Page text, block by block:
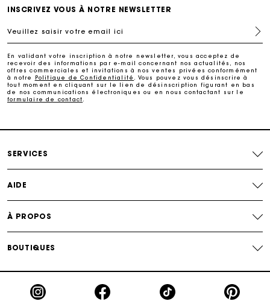
Livraison à domicile offerte sous 2 à 3 jours ouvrés.
Echanges & Retours offerts
INSCRIVEZ VOUS À NOTRE NEWSLETTER
Veuillez saisir votre email ici
En validant votre inscription à notre newsletter, vous acceptez de
recevoir des informations par e-mail concernant nos actualités, nos
offres commerciales et invitations à nos ventes privées conformément
à notre
Politique de Confidentialité
. Vous pouvez vous désinscrire à
tout moment en cliquant sur le lien de désinscription figurant en bas
de nos communications électroniques ou en nous contactant sur le
formulaire de contact
SERVICES
AIDE
À PROPOS
BOUTIQUES